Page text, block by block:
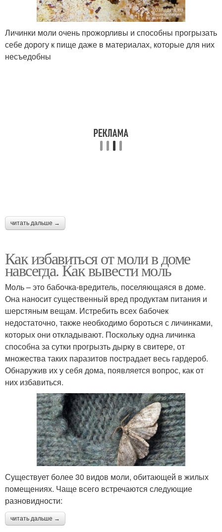
Личинки моли очень прожорливы и способны прогрызать
себе дорогу к пище даже в материалах, которые для них
несъедобны
читать дальше →
Как избавиться от моли в доме
навсегда. Как вывести моль
Моль – это бабочка-вредитель, поселяющаяся в доме.
Она наносит существенный вред продуктам питания и
шерстяным вещам. Истребить всех бабочек
недостаточно, также необходимо бороться с личинками,
которых они откладывают. Поскольку одна личинка
способна за сутки прогрызть дырку в свитере, от
множества таких паразитов пострадает весь гардероб.
Обнаружив их у себя дома, появляется вопрос, как от
них избавиться.
Существует более 30 видов моли, обитающей в жилых
помещениях. Чаще всего встречаются следующие
разновидности:
читать дальше →